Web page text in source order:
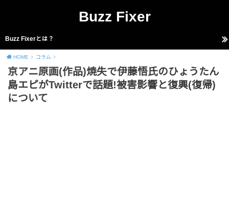
Buzz Fixer
Buzz Fixerとは？
HOME コラム
京アニ原画(作品)焼失で伊藤悟氏のひょうたん
島エピがTwitterで話題!被害影響と復興(復帰)
について